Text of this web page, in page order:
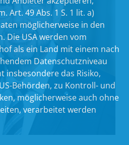
Art. 49 Abs. 1 S. 1 lit. a)
möglicherweise in den
Die USA werden vom
als ein Land mit einem nach
Datenschutzniveau
insbesondere das Risiko,
Behörden, zu Kontroll- und
möglicherweise auch ohne
verarbeitet werden